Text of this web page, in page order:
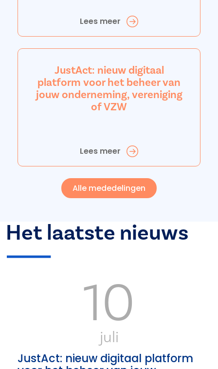
Lees meer
JustAct: nieuw digitaal
platform voor het beheer van
jouw onderneming, vereniging
of VZW
Lees meer
Alle mededelingen
Het laatste nieuws
10
juli
JustAct: nieuw digitaal platform